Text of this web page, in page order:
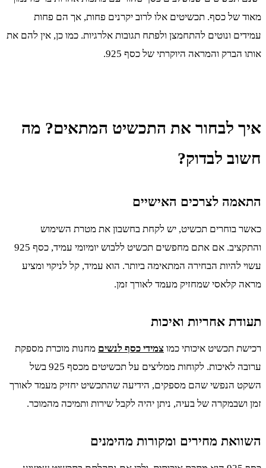
מאוד של כסף. תכשיטים אלו לרוב יקרנים פחות, אך הם פחות
עמידים ונוטים להתחמצן ולפתח תגובות אלרגיות. כמו כן, אין להם את
אותו הברק והמראה היוקרתי של כסף 925.
איך לבחור את התכשיט המתאים? מה
חשוב לבדוק?
התאמה לצרכים האישיים
כאשר בוחרים תכשיט, יש לקחת בחשבון את מטרת השימוש
והתקציב. אם אתם מחפשים תכשיט ללבוש יומיומי עמיד, כסף 925
עשוי להיות הבחירה המתאימה ביותר. הוא עמיד, קל לניקוי ומציע
מראה קלאסי שמחזיק מעמד לאורך זמן.
תעודת אחריות ואיכות
רכישת תכשיט איכותי כמו צמידי כסף לנשים מחנות מוכרת מספקת
ערובה לאיכות. לקוחות ממליצים על תכשיטים מכסף 925 בשל
השקט הנפשי שהם מספקים, הידיעה שהתכשיט יחזיק מעמד לאורך
זמן ושבמקרה של בעיה, ניתן יהיה לקבל שירות ותמיכה מהמוכר.
השוואת מחירים ומקורות מהימנים